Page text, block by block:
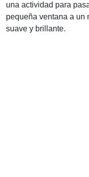
una actividad para
pequeña ventana a un
suave y brillante.